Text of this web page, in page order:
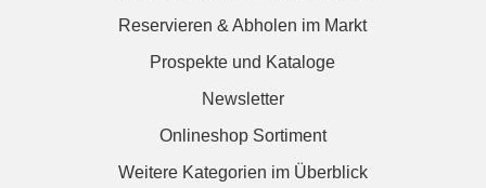
Reservieren & Abholen im Markt
Prospekte und Kataloge
Newsletter
Onlineshop Sortiment
Weitere Kategorien im Überblick